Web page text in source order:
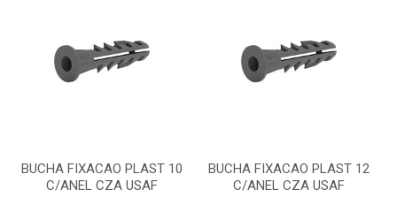
BUCHA FIXACAO PLAST 10
C/ANEL CZA USAF
BUCHA FIXACAO PLAST 12
C/ANEL CZA USAF